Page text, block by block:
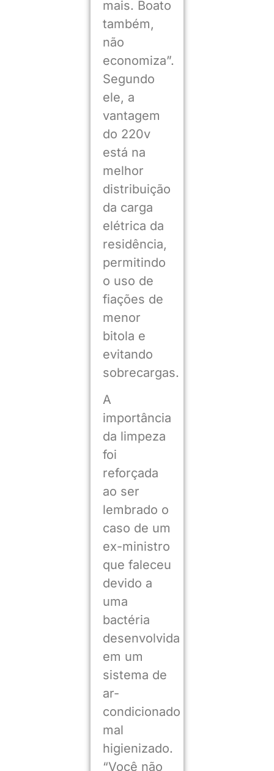
mais. Boato
também,
não
economiza”.
Segundo
ele, a
vantagem
do 220v
está na
melhor
distribuição
da carga
elétrica da
residência,
permitindo
o uso de
fiações de
menor
bitola e
evitando
sobrecargas.
A
importância
da limpeza
foi
reforçada
ao ser
lembrado o
caso de um
ex-ministro
que faleceu
devido a
uma
bactéria
desenvolvida
em um
sistema de
ar-
condicionado
mal
higienizado.
“Você não